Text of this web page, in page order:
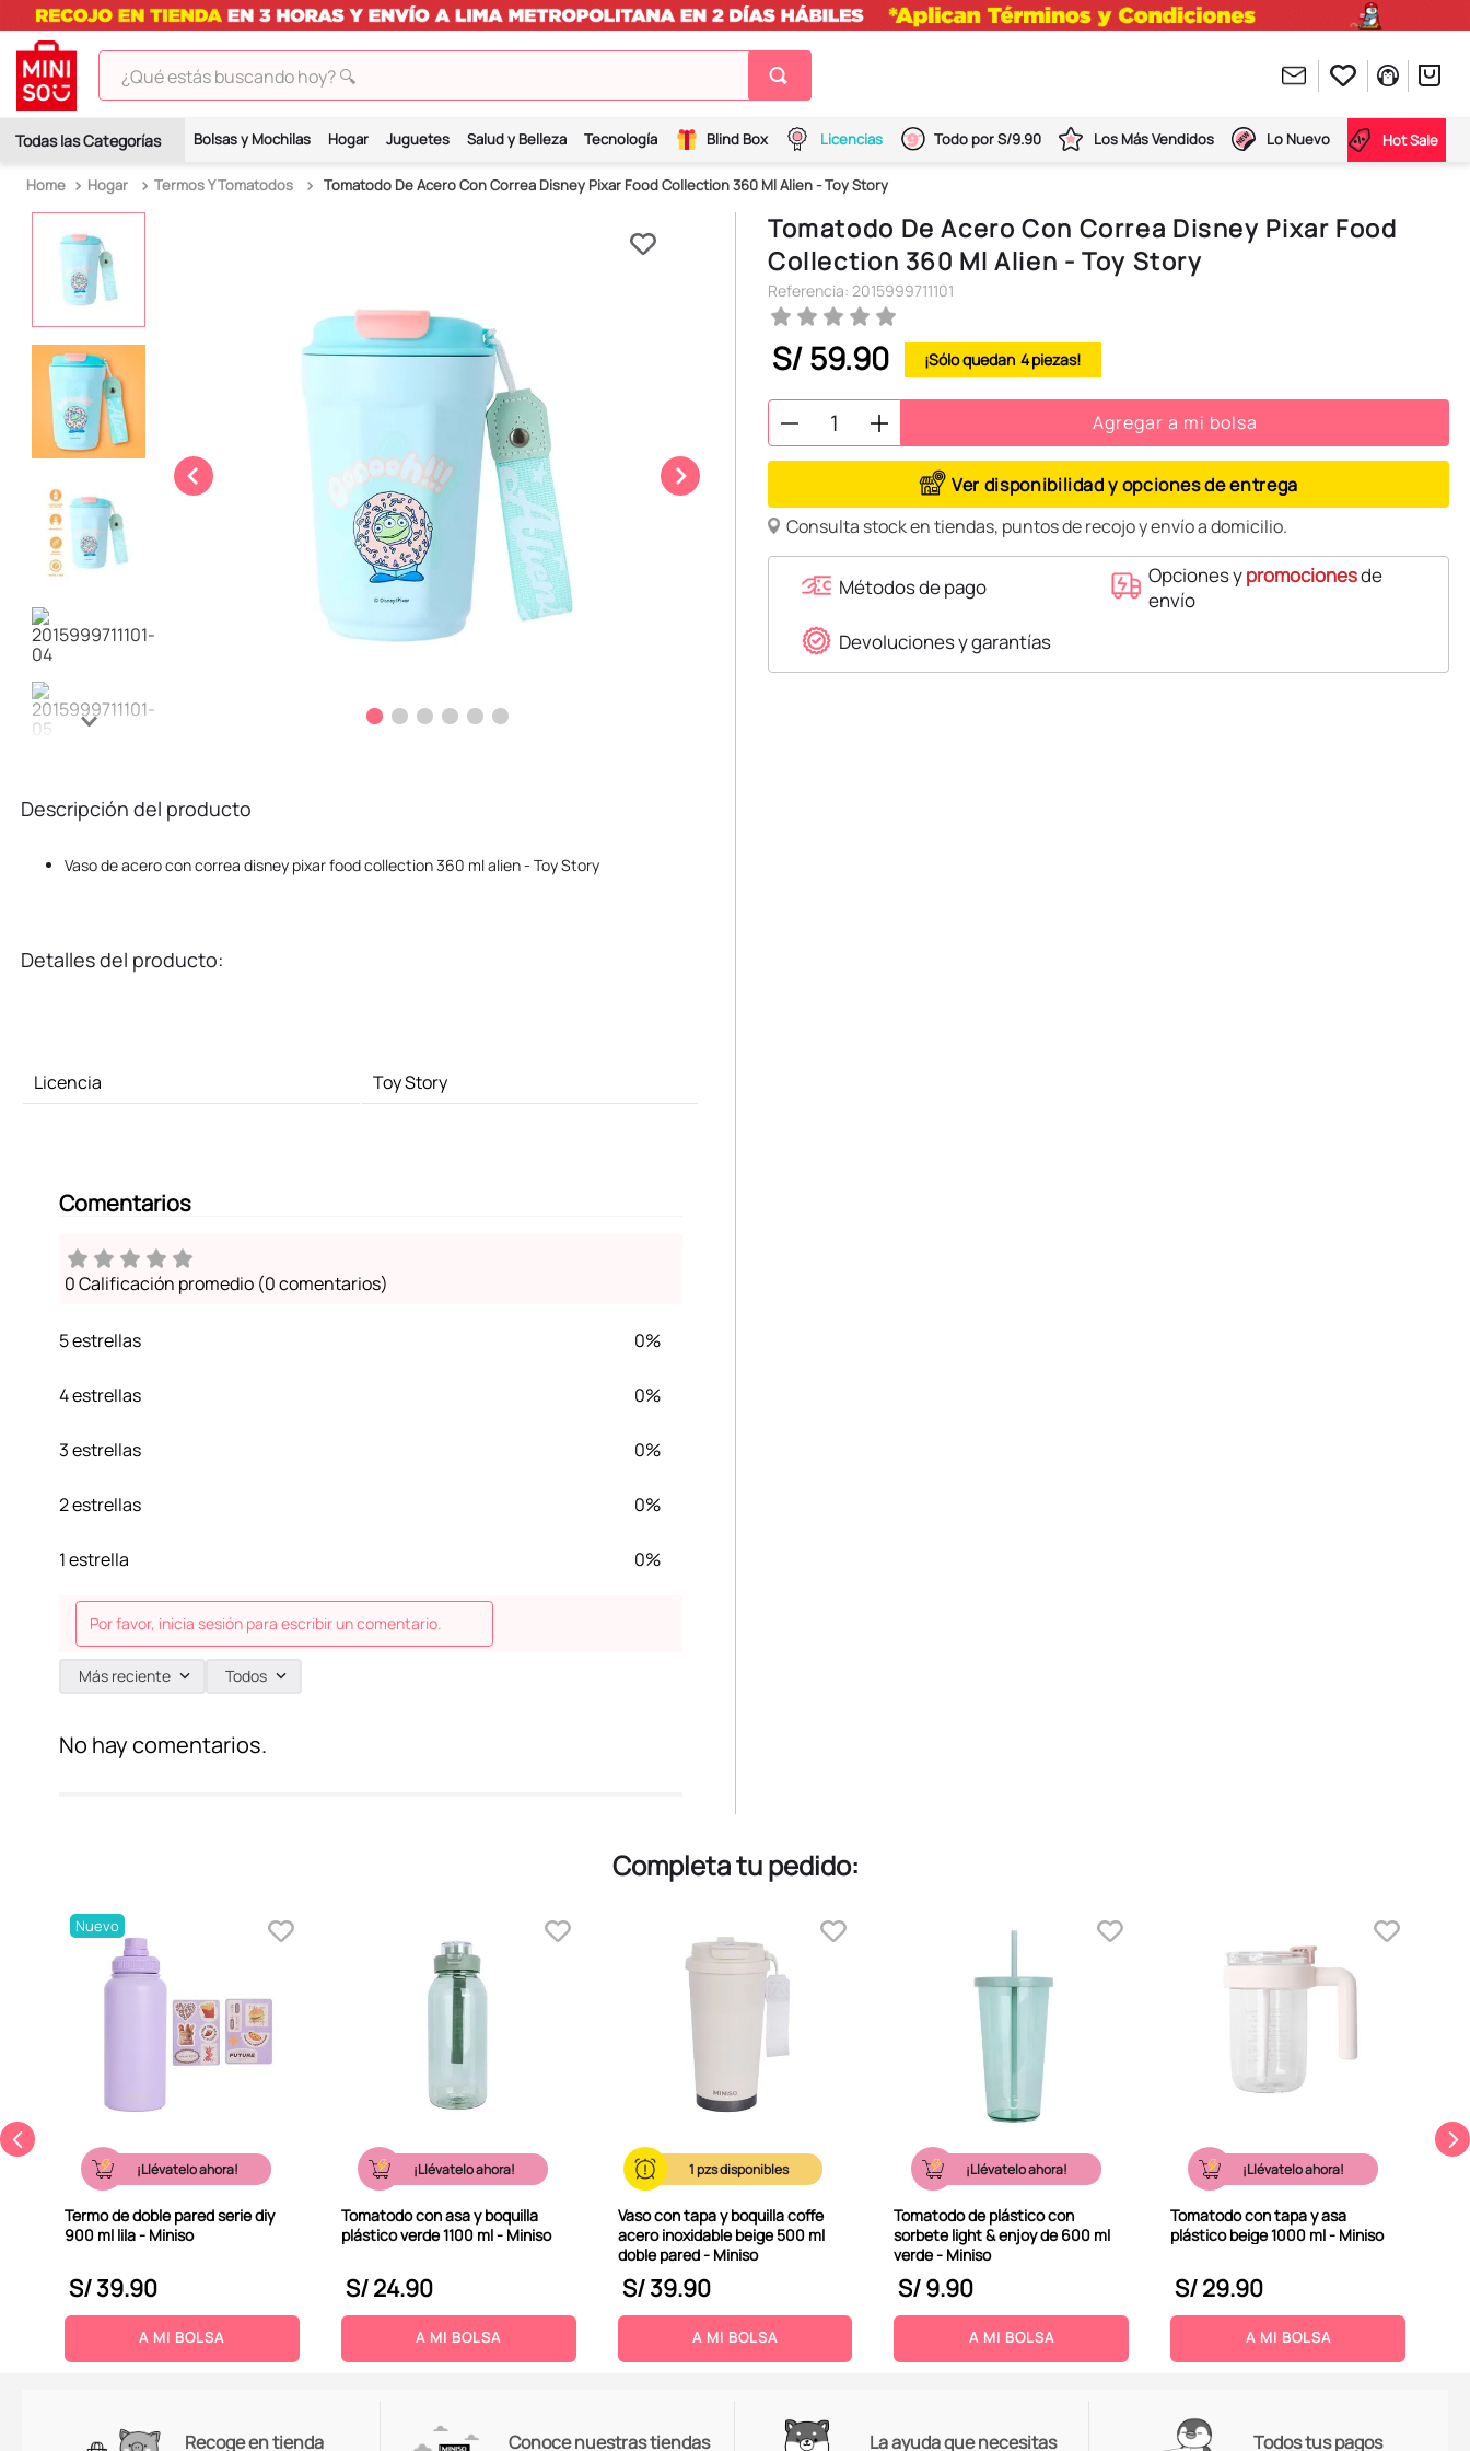
¿Qué estás buscando hoy? 🔍
Bolsas y Mochilas Hogar Juguetes Salud y Belleza Tecnología Blind Box Licencias Todo por S/9.90 Los Más Vendidos Lo Nuevo Hot Sale
Hogar Termos Y Tomatodos Tomatodo De Acero Con Correa Disney Pixar Food Collection 360 Ml Alien - Toy Story
Descripción del producto
Vaso de acero con correa disney pixar food collection 360 ml alien - Toy Story
Detalles del producto:
Licencia Toy Story
Comentarios
0 Calificación promedio (0 comentarios)
5 estrellas 0%
4 estrellas 0%
3 estrellas 0%
2 estrellas 0%
1 estrella 0%
Por favor, inicia sesión para escribir un comentario.
Más reciente Todos
No hay comentarios.
Tomatodo De Acero Con Correa Disney Pixar Food
Collection 360 Ml Alien - Toy Story
Referencia: 2015999711101
S/59.90 4
Agregar a mi bolsa
Ver disponibilidad y opciones de entrega
Consulta stock en tiendas, puntos de recojo y envío a domicilio.
Métodos de pago Opciones ypromocionesde
envío
Devoluciones y garantías
Completa tu pedido:
Nuevo
¡Llévatelo ahora!
Termo de doble pared serie diy
900 ml lila - Miniso
S/39.90
A MI BOLSA
¡Llévatelo ahora!
Tomatodo con asa y boquilla
plástico verde 1100 ml - Miniso
S/24.90
A MI BOLSA
1
Vaso con tapa y boquilla coffe
acero inoxidable beige 500 ml
doble pared - Miniso
S/39.90
A MI BOLSA
¡Llévatelo ahora!
Tomatodo de plástico con
sorbete light & enjoy de 600 ml
verde - Miniso
S/9.90
A MI BOLSA
¡Llévatelo ahora!
Tomatodo con tapa y asa
plástico beige 1000 ml - Miniso
S/29.90
A MI BOLSA
Recoge en tienda Conoce nuestras tiendas La ayuda que necesitas Todos tus pagos
2.
hello kitty
harry potter